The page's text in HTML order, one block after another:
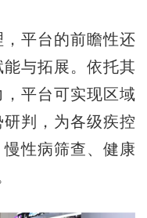
平台的前瞻性还
与拓展。依托其
平台可实现区域
判，为各级疾控
性病筛查、健康